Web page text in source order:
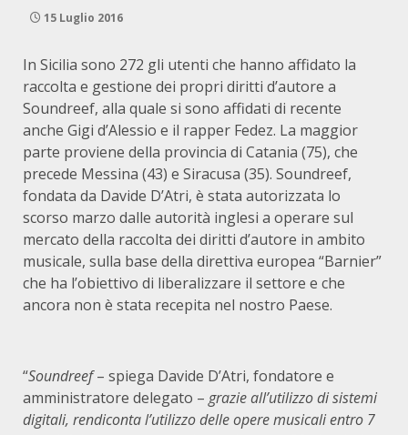
15 Luglio 2016
In Sicilia sono 272 gli utenti che hanno affidato la
raccolta e gestione dei propri diritti d’autore a
Soundreef, alla quale si sono affidati di recente
anche Gigi d’Alessio e il rapper Fedez. La maggior
parte proviene della provincia di Catania (75), che
precede Messina (43) e Siracusa (35). Soundreef,
fondata da Davide D’Atri, è stata autorizzata lo
scorso marzo dalle autorità inglesi a operare sul
mercato della raccolta dei diritti d’autore in ambito
musicale, sulla base della direttiva europea “Barnier”
che ha l’obiettivo di liberalizzare il settore e che
ancora non è stata recepita nel nostro Paese.
“Soundreef– spiega Davide D’Atri, fondatore e
amministratore delegato – grazie all’utilizzo di sistemi
digitali, rendiconta l’utilizzo delle opere musicali entro 7